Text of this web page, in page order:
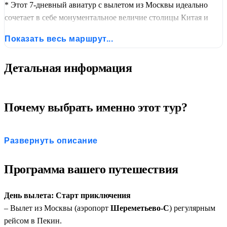
* Этот 7-дневный авиатур с вылетом из Москвы идеально
сочетает в себе монументальное величие столицы Китая и
Желтом море, чья история неразрывно связана с судьбой
легендарной крепости Порт-Артур (Люйшунь).
Показать весь маршрут...
Детальная информация
Почему выбрать именно этот тур?
морской Далянь — максимум впечатлений за 7 дней.
достопримечательности, питание по программе, услуги
Комфортная логистика:Скоростной поезд Пекин–
Далянь (~4 часа) вместо утомительного автобусного
переезда.
Развернуть описание
Программа вашего путешествия
День вылета: Старт приключения
– Вылет из Москвы (аэропорт Шереметьево-С) регулярным
рейсом в Пекин.